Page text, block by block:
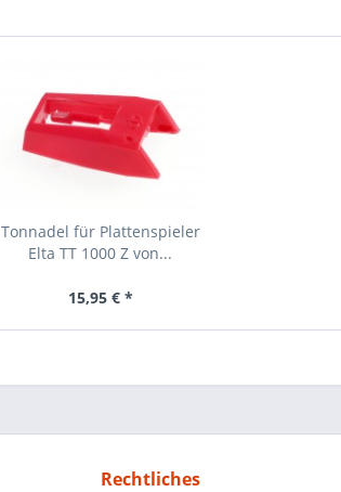
Tonnadel für Plattenspieler
Elta TT 1000 Z von...
15,95 € *
Rechtliches